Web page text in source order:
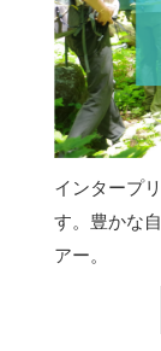
インタープ
す。豊かな
アー。